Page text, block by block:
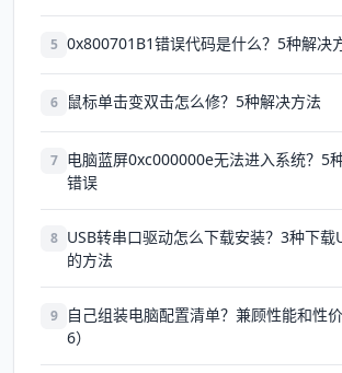
5 0x800701B1错误代码是什么？5种解决
6 鼠标单击变双击怎么修？5种解决方法
7 电脑蓝屏0xc000000e无法进入系统？5
错误
8 USB转串口驱动怎么下载安装？3种下载
的方法
9
自己组装电脑配置清单？兼顾性能和性
6）